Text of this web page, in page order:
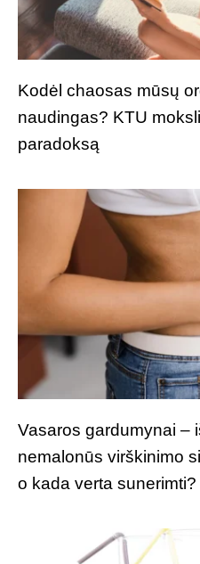
Kodėl chaosas mūsų
naudingas? KTU
paradoksą
Vasaros gardumynai –
nemalonūs virškinimo
o kada verta sunerimti?